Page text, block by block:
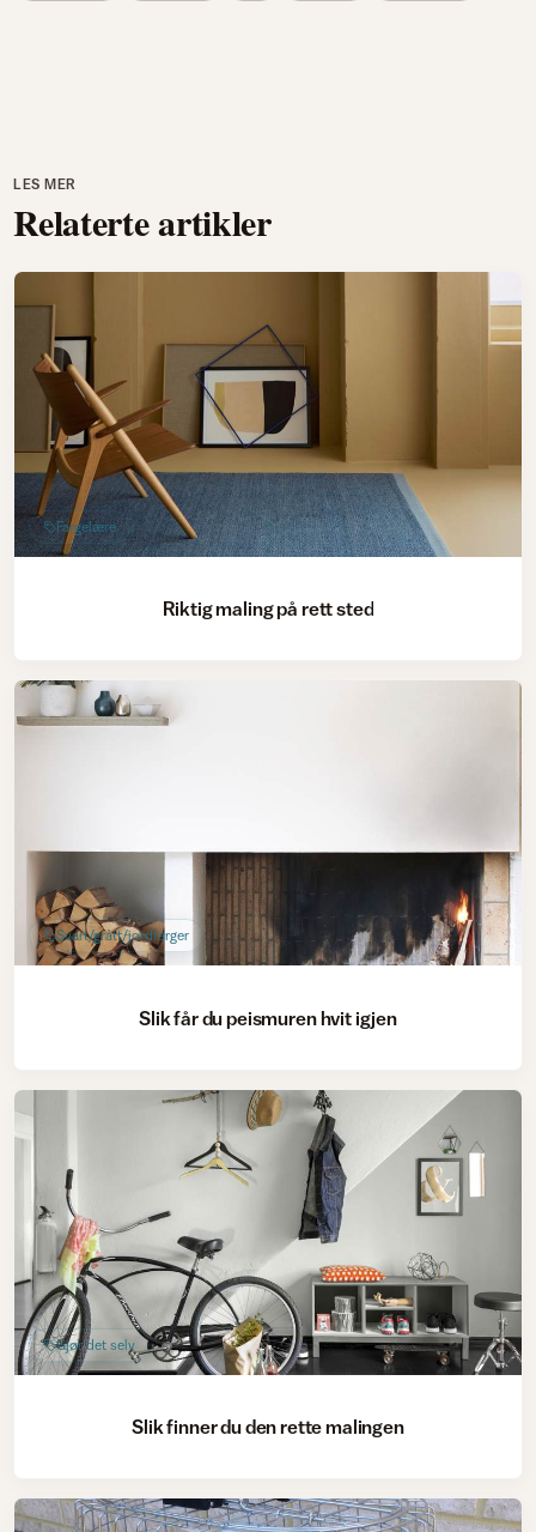
LES MER
Relaterte artikler
Fargelære
Riktig maling på rett sted
Svart/grått/jordfarger
Slik får du peismuren hvit igjen
Gjør det selv
Slik finner du den rette malingen